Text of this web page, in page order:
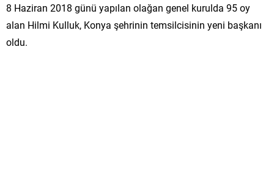
8 Haziran 2018 günü yapılan olağan genel kurulda 95 oy
alan Hilmi Kulluk, Konya şehrinin temsilcisinin yeni başkanı
oldu.